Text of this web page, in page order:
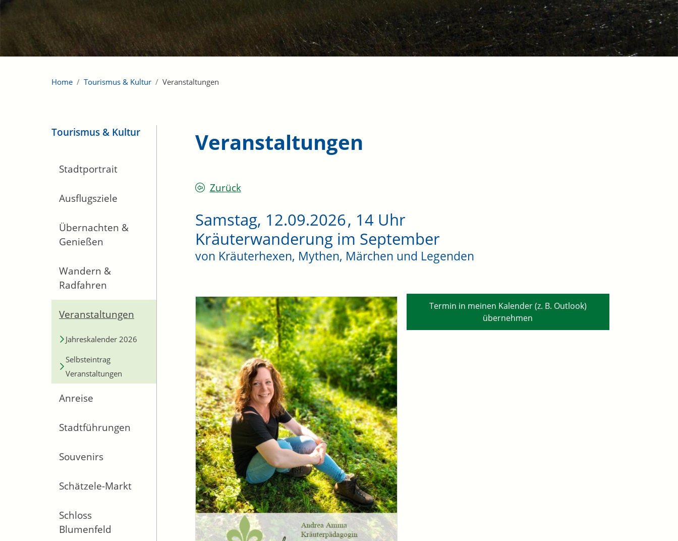
Home Tourismus & Kultur Veranstaltungen
Tourismus & Kultur
Stadtportrait
Ausflugsziele
Übernachten &
Genießen
Wandern &
Radfahren
Veranstaltungen
Jahreskalender 2026
Selbsteintrag
Veranstaltungen
Anreise
Stadtführungen
Souvenirs
Schätzele-Markt
Schloss
Blumenfeld
Veranstaltungen
Zurück
Samstag, 12.09.2026, 14 Uhr
Kräuterwanderung im September
von Kräuterhexen, Mythen, Märchen und Legenden
Termin in meinen Kalender (z. B. Outlook)
übernehmen